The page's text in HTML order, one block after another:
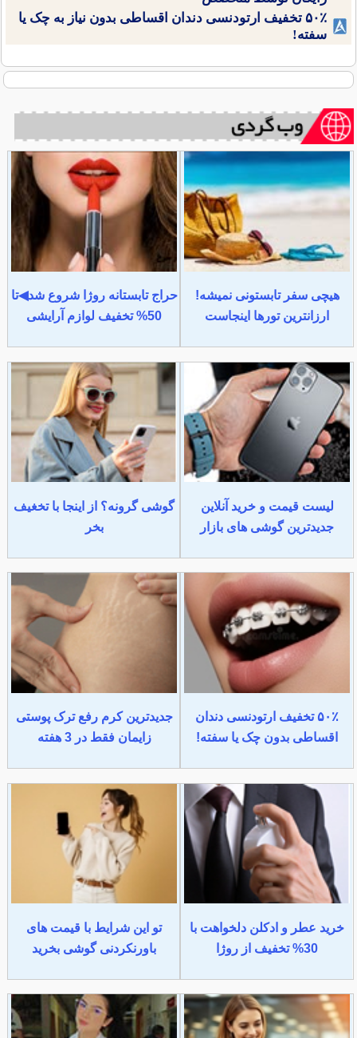
۵۰٪ تخفیف ارتودنسی دندان اقساطی بدون نیاز به چک یا
سفته!
هیچی سفر تابستونی نمیشه!
ارزانترین تورها اینجاست
حراج تابستانه روژا شروع شد◀تا
50% تخفیف لوازم آرایشی
لیست قیمت و خرید آنلاین
جدیدترین گوشی های بازار
گوشی گرونه؟ از اینجا با تخغیف
بخر
۵۰٪ تخفیف ارتودنسی دندان
اقساطی بدون چک یا سفته!
جدیدترین کرم رفع ترک پوستی
زایمان فقط در 3 هفته
خرید عطر و ادکلن دلخواهت با
30% تخفیف از روژا
تو این شرایط با قیمت های
باورنکردنی گوشی بخرید